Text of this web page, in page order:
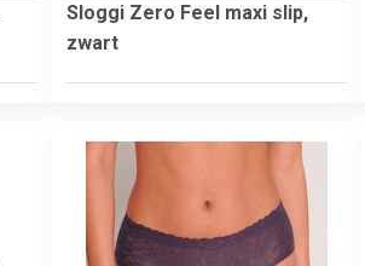
Sloggi Zero Feel maxi slip,
zwart